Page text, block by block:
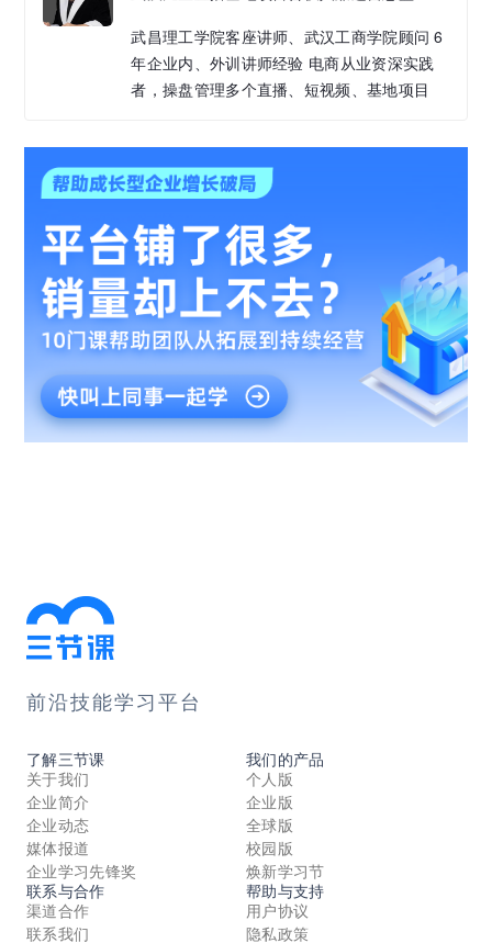
武昌理工学院客座讲师、武汉工商学院顾问 6
年企业内、外训讲师经验 电商从业资深实践
者，操盘管理多个直播、短视频、基地项目
前沿技能学习平台
了解三节课
关于我们
企业简介
企业动态
媒体报道
企业学习先锋奖
我们的产品
个人版
企业版
全球版
校园版
焕新学习节
联系与合作
渠道合作
联系我们
帮助与支持
用户协议
隐私政策